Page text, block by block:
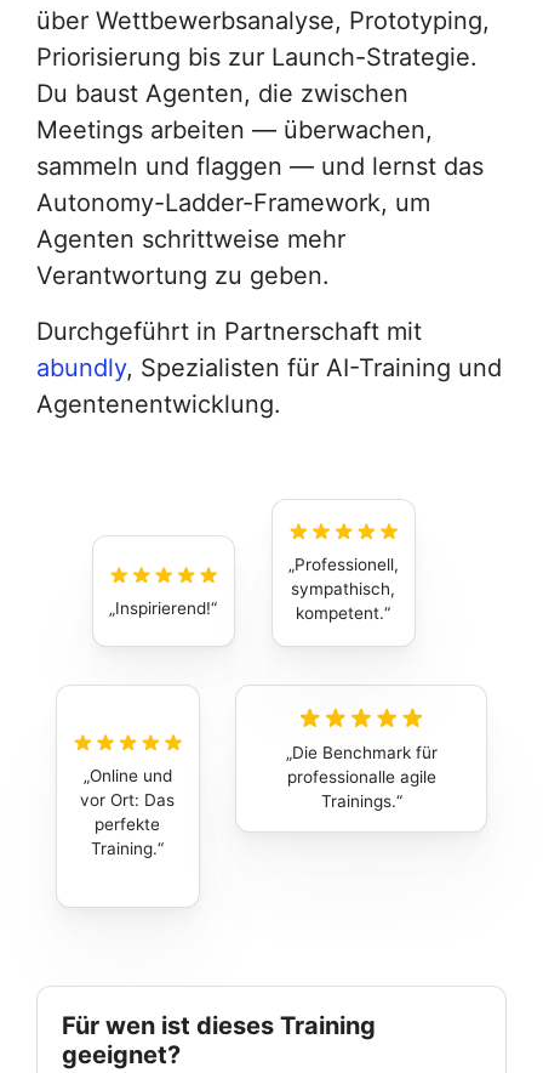
über Wettbewerbsanalyse, Prototyping,
Priorisierung bis zur Launch-Strategie.
Du baust Agenten, die zwischen
Meetings arbeiten — überwachen,
sammeln und flaggen — und lernst das
Autonomy-Ladder-Framework, um
Agenten schrittweise mehr
Verantwortung zu geben.
Durchgeführt in Partnerschaft mit
abundly, Spezialisten für AI-Training und
Agentenentwicklung.
Inspirierend!
Online und
vor Ort: Das
perfekte
Training.
Die Benchmark für
professionalle agile
Trainings.
Professionell,
sympathisch,
kompetent.
Für wen ist dieses Training
geeignet?